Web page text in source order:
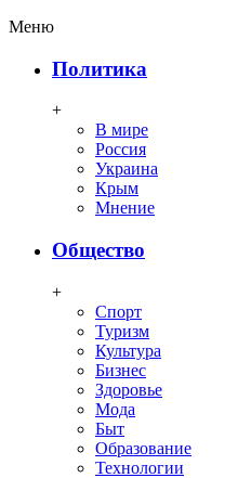
Меню
Политика
+
В мире
Россия
Украина
Крым
Мнение
Общество
+
Спорт
Туризм
Культура
Бизнес
Здоровье
Мода
Быт
Образование
Технологии